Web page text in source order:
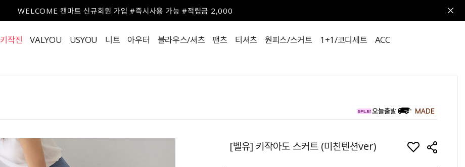
WELCOME 캔마트 신규회원 가입 #즉시사용 가능 #적립금 2,000
키작진 VALYOU USYOU 니트 아우터 블라우스/셔츠 팬츠 티셔츠 원피스/스커트 1+1/코디세트 ACC
[벨유] 키작아도 스커트 (미친텐션ver)